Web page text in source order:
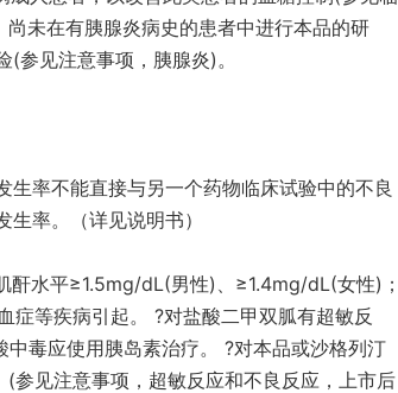
未在有胰腺炎病史的患者中进行本品的研
参见注意事项，胰腺炎)。
率不能直接与另一个药物临床试验中的不良
率。（详见说明书）
酐水平≥1.5mg/dL(男性)、≥1.4mg/dL(女性)；
症等疾病引起。 ?对盐酸二甲双胍有超敏反
毒应使用胰岛素治疗。 ?对本品或沙格列汀
参见注意事项，超敏反应和不良反应，上市后